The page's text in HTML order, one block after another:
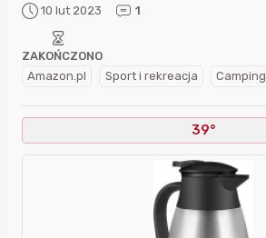
10 lut 2023 1
Amazon.pl Sport i rekreacja Camping
ZAKOŃCZONO
39°